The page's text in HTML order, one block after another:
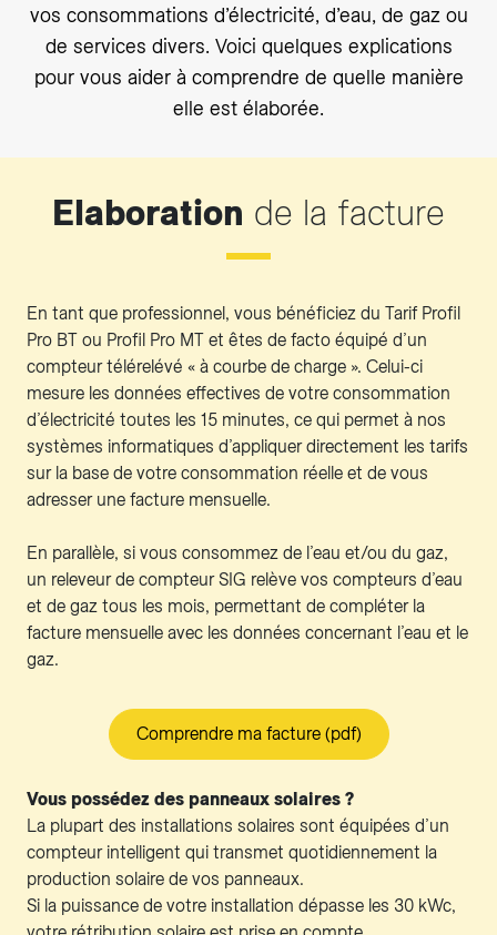
vos consommations d’électricité, d’eau, de gaz ou
de services divers. Voici quelques explications
pour vous aider à comprendre de quelle manière
elle est élaborée.
Elaboration de la facture
En tant que professionnel, vous bénéficiez du Tarif Profil
Pro BT ou Profil Pro MT et êtes de facto équipé d’un
compteur télérelévé « à courbe de charge ». Celui-ci
mesure les données effectives de votre consommation
d’électricité toutes les 15 minutes, ce qui permet à nos
systèmes informatiques d’appliquer directement les tarifs
sur la base de votre consommation réelle et de vous
adresser une facture mensuelle.
En parallèle, si vous consommez de l’eau et/ou du gaz,
un releveur de compteur SIG relève vos compteurs d’eau
et de gaz tous les mois, permettant de compléter la
facture mensuelle avec les données concernant l’eau et le
gaz.
Comprendre ma facture (pdf)
Vous possédez des panneaux solaires ?
La plupart des installations solaires sont équipées d’un
compteur intelligent qui transmet quotidiennement la
production solaire de vos panneaux.
Si la puissance de votre installation dépasse les 30 kWc,